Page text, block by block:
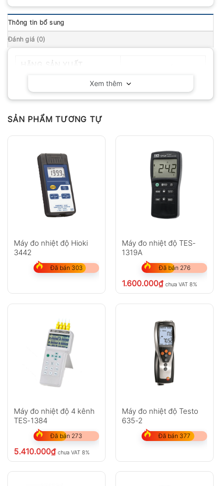
Thông tin bổ sung
Đánh giá (0)
Xem thêm
SẢN PHẨM TƯƠNG TỰ
Máy đo nhiệt độ Hioki
3442
Đã bán 303
Máy đo nhiệt độ TES-
1319A
Đã bán 276
1.600.000₫ chưa VAT 8%
Máy đo nhiệt độ 4 kênh
TES-1384
Đã bán 273
5.410.000₫ chưa VAT 8%
Máy đo nhiệt độ Testo
635-2
Đã bán 377